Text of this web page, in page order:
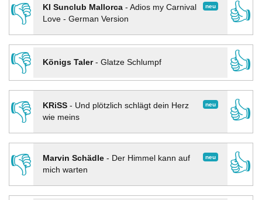
👎
neu
KI Sunclub Mallorca- Adios my Carnival
Love - German Version
👍
👎
Königs Taler- Glatze Schlumpf
👍
👎
neu
KRiSS- Und plötzlich schlägt dein Herz
wie meins
👍
👎 neu
Marvin Schädle- Der Himmel kann auf
mich warten
👍